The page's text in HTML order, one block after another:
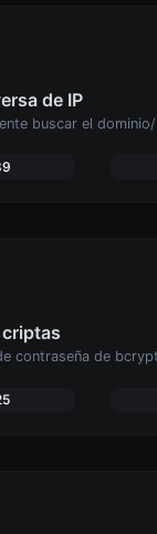
de IP
buscar el